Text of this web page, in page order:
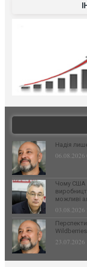
Надія
06.08.2026
Чому США
можливі
03.08.2026
Wildberries
23.07.2026